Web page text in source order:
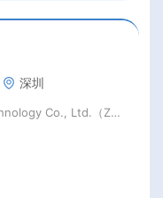
深圳
Zhongshan Chenghong Times Technology Co., Ltd.（Z）